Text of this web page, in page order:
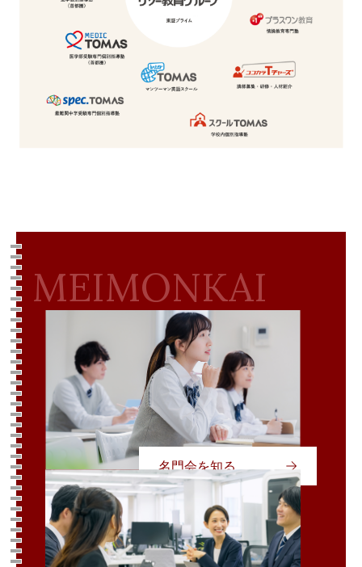
MEIMONKAI
名門会を知る